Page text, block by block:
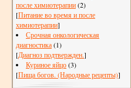
после химиотерапии(2)
[Питание во время и после
химиотерапии]
Срочная онкологическая
диагностика(1)
[Диагноз подтвержден.]
Куриное яйцо(3)
[Пища богов. (Народные рецепты)]